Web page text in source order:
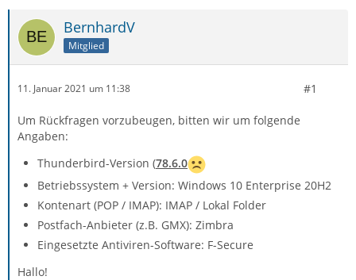
BernhardV
Mitglied
11. Januar 2021 um 11:38 #1
Um Rückfragen vorzubeugen, bitten wir um folgende
Angaben:
Thunderbird-Version (78.6.0
Betriebssystem + Version: Windows 10 Enterprise 20H2
Kontenart (POP / IMAP): IMAP / Lokal Folder
Postfach-Anbieter (z.B. GMX): Zimbra
Eingesetzte Antiviren-Software: F-Secure
Hallo!